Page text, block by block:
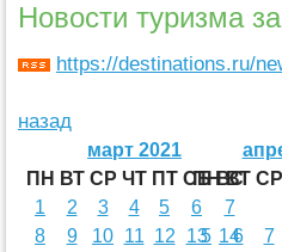
Новости туризма
https://destinations.ru/
назад
март 2021
ПН ВТ СР ЧТ ПТ СБ ВС
1
2 3 4 5 6
7
8
9 10 11 12 13
14
ПН ВТ СР
5
6 7